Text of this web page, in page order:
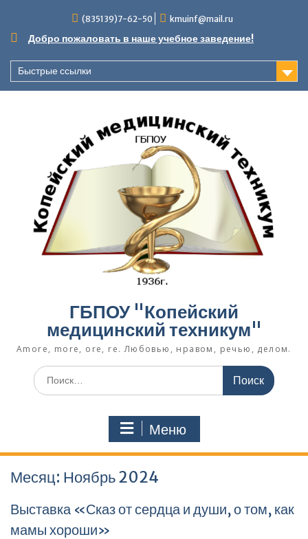
содержимому
(835139)7-62-50 kmuinf@mail.ru
Добро пожаловать в наше учебное заведение!
Быстрые ссылки
ГБПОУ "Копейский
медицинский техникум"
Amore, more, ore, re. Любовью, нравом, речью, делом.
Поиск
по:
Меню
Месяц: Ноябрь 2024
Выставка «Сказ от сердца и души, о том, как
мамы хороши»